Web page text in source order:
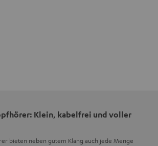
Klein, kabelfrei und voller
bieten neben gutem Klang auch jede Menge